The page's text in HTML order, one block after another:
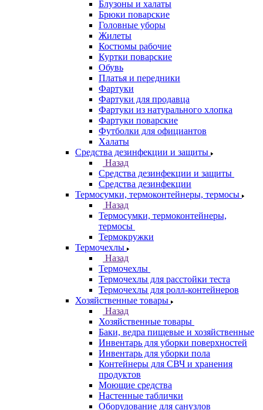
Блузоны и халаты
Брюки поварские
Головные уборы
Жилеты
Костюмы рабочие
Куртки поварские
Обувь
Платья и передники
Фартуки
Фартуки для продавца
Фартуки из натурального хлопка
Фартуки поварские
Футболки для официантов
Халаты
Средства дезинфекции и защиты
Назад
Средства дезинфекции и защиты
Средства дезинфекции
Термосумки, термоконтейнеры, термосы
Назад
Термосумки, термоконтейнеры,
термосы
Термокружки
Термочехлы
Назад
Термочехлы
Термочехлы для расстойки теста
Термочехлы для ролл-контейнеров
Хозяйственные товары
Назад
Хозяйственные товары
Баки, ведра пищевые и хозяйственные
Инвентарь для уборки поверхностей
Инвентарь для уборки пола
Контейнеры для СВЧ и хранения
продуктов
Моющие средства
Настенные таблички
Оборудование для санузлов